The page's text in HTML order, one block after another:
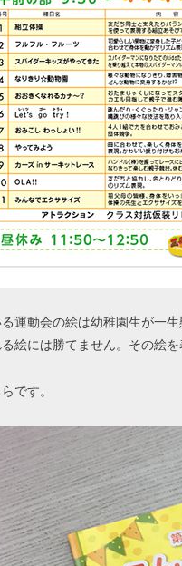
運動会の絵は幼稚園生が一
絵には勝てません。その絵
です。